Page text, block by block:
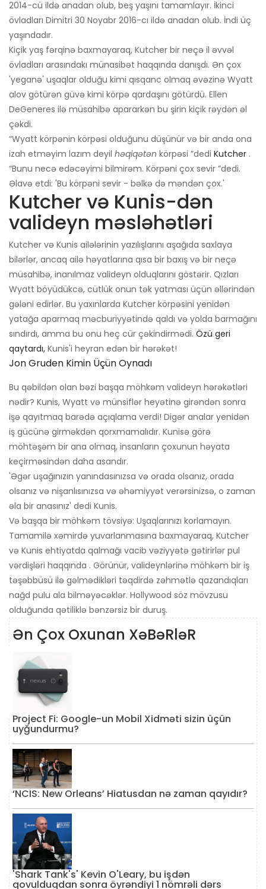
2014-cü ildə anadan olub, beş yaşını tamamlayır. İkinci
övladları Dimitri 30 Noyabr 2016-cı ildə anadan olub. İndi üç
yaşındadır.
Kiçik yaş fərqinə baxmayaraq, Kutcher bir neçə il əvvəl
övladları arasındakı münasibət haqqında danışdı. Ən çox
'yeganə' uşaqlar olduğu kimi qısqanc olmaq əvəzinə Wyatt
alov götürən güvə kimi körpə qardaşını götürdü. Ellen
DeGeneres ilə müsahibə apararkən bu şirin kiçik rəydən əl
çəkdi.
“Wyatt körpənin körpəsi olduğunu düşünür və bir anda ona
izah etməyim lazım deyil həqiqətən körpəsi ”dedi Kutcher .
“Bunu necə edəcəyimi bilmirəm. Körpəni çox sevir ”dedi.
Əlavə etdi: 'Bu körpəni sevir - bəlkə də məndən çox.'
Kutcher və Kunis-dən
valideyn məsləhətləri
Kutcher və Kunis ailələrinin yazılışlarını aşağıda saxlaya
bilərlər, ancaq ailə həyatlarına qısa bir baxış və bir neçə
müsahibə, inanılmaz valideyn olduqlarını göstərir. Qızları
Wyatt böyüdükcə, cütlük onun tək yatması üçün əllərindən
gələni edirlər. Bu yaxınlarda Kutcher körpəsini yenidən
yatağa aparmaq məcburiyyətində qaldı və yolda barmağını
sındırdı, amma bu onu heç cür çəkindirmədi. Özü geri
qaytardı, Kunis'i heyran edən bir hərəkət!
Jon Gruden Kimin Üçün Oynadı
Bu qəbildən olan bəzi başqa möhkəm valideyn hərəkətləri
nədir? Kunis, Wyatt və münsiflər heyətinə girəndən sonra
işə qayıtmaq barədə açıqlama verdi! Digər analar yenidən
iş gücünə girməkdən qorxmamalıdır. Kunisə görə
möhtəşəm bir ana olmaq, insanların çoxunun həyata
keçirməsindən daha asandır.
'Əgər uşağınızın yanındasınızsa və orada olsanız, orada
olsanız və nişanlısınızsa və əhəmiyyət verərsinizsə, o zaman
əla bir anasınız' dedi Kunis.
Və başqa bir möhkəm tövsiyə: Uşaqlarınızı korlamayın.
Tamamilə xəmirdə yuvarlanmasına baxmayaraq, Kutcher
və Kunis ehtiyatda qalmağı vacib vəziyyətə gətirirlər pul
vərdişləri haqqında . Görünür, valideynlərinə möhkəm bir iş
təşəbbüsü ilə gəlmədikləri təqdirdə zəhmətlə qazandıqları
nağd pulu ala bilməyəcəklər. Hollywood söz mövzusu
olduğunda qətiliklə bənzərsiz bir duruş.
Ən Çox Oxunan XəBəRləR
Project Fi: Google-un Mobil Xidməti sizin üçün
uyğundurmu?
‘NCIS: New Orleans’ Hiatusdan nə zaman qayıdır?
'Shark Tank's' Kevin O'Leary, bu işdən
qovulduqdan sonra öyrəndiyi 1 nömrəli dərs